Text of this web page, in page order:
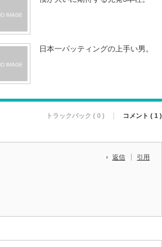
日本一パッティングの上手い男。
トラックバック ( 0 ) コメント ( 1 )
返信 引用